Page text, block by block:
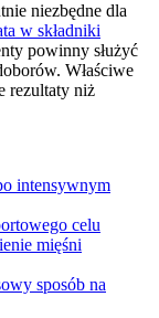
niezbędne dla
w składniki
powinny służyć
Właściwe
rezultaty niż
intensywnym
celu
mięśni
sposób na